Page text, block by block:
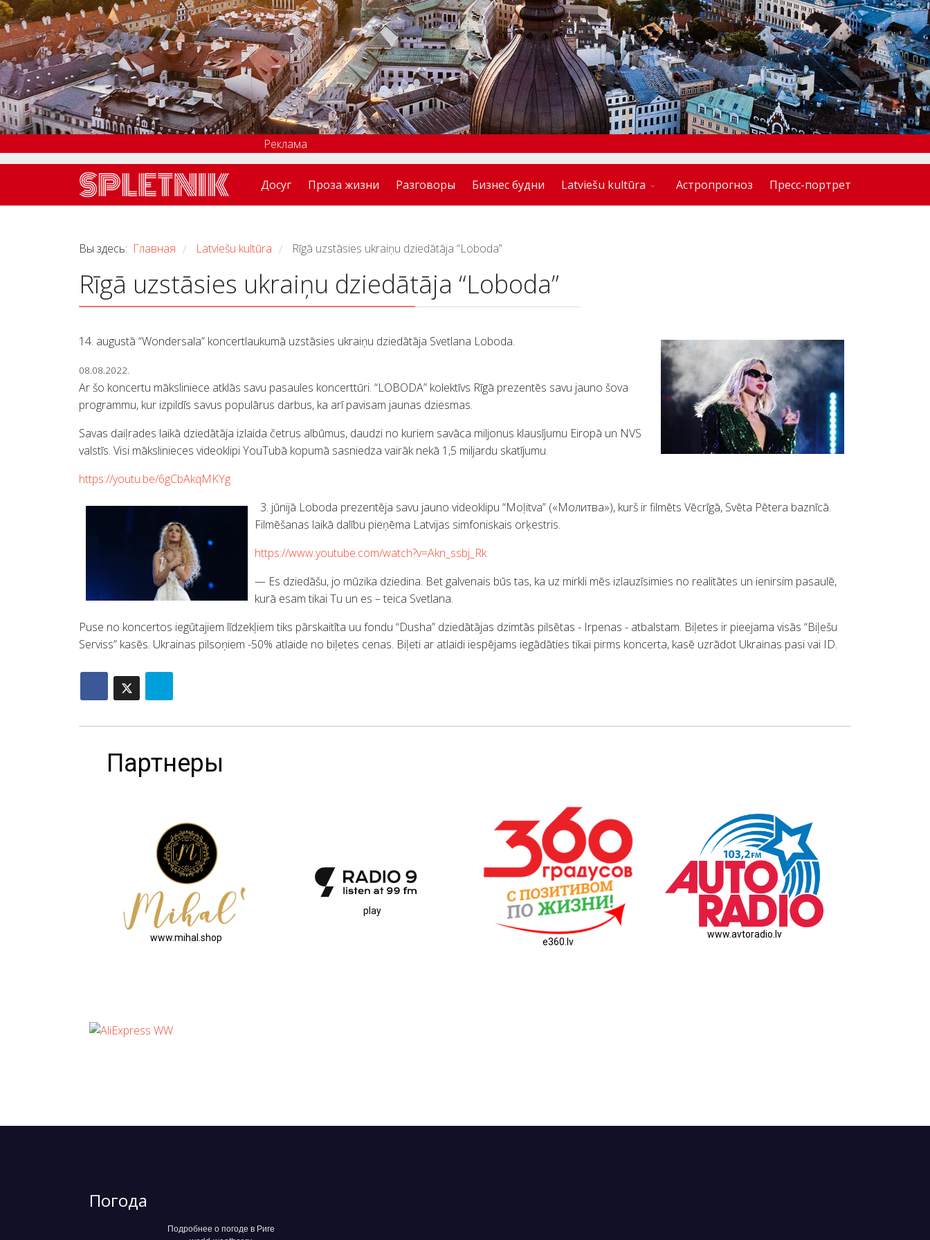
Реклама
Досуг Проза жизни Разговоры Бизнес будни Latviešu kultūra Астропрогноз Пресс-портрет
Вы здесь: Главная / Latviešu kultūra / Rīgā uzstāsies ukraiņu dziedātāja “Loboda”
Rīgā uzstāsies ukraiņu dziedātāja “Loboda”
14. augustā “Wondersala” koncertlaukumā uzstāsies ukraiņu dziedātāja Svetlana Loboda.
08.08.2022.
Ar šo koncertu māksliniece atklās savu pasaules koncerttūri. “LOBODA” kolektīvs Rīgā prezentēs savu jauno šova
programmu, kur izpildīs savus populārus darbus, ka arī pavisam jaunas dziesmas.
Savas daiļrades laikā dziedātāja izlaida četrus albūmus, daudzi no kuriem savāca miljonus klausījumu Eiropā un NVS
valstīs. Visi mākslinieces videoklipi YouTubā kopumā sasniedza vairāk nekā 1,5 miljardu skatījumu.
https://youtu.be/6gCbAkqMKYg
3. jūnijā Loboda prezentēja savu jauno videoklipu “Moļitva” («Молитва»), kurš ir filmēts Vēcrīgā, Svēta Pētera baznīcā.
Filmēšanas laikā dalību pieņēma Latvijas simfoniskais orķestris.
https://www.youtube.com/watch?v=Akn_ssbj_Rk
— Es dziedāšu, jo mūzika dziedina. Bet galvenais būs tas, ka uz mirkli mēs izlauzīsimies no realitātes un ienirsim pasaulē,
kurā esam tikai Tu un es – teica Svetlana.
Puse no koncertos iegūtajiem līdzekļiem tiks pārskaitīta uu fondu “Dusha” dziedātājas dzimtās pilsētas - Irpenas - atbalstam. Biļetes ir pieejama visās “Biļešu
Serviss” kasēs. Ukrainas pilsoņiem -50% atlaide no biļetes cenas. Biļeti ar atlaidi iespējams iegādāties tikai pirms koncerta, kasē uzrādot Ukrainas pasi vai ID.
Партнеры
www.mihal.shop
play
e360.lv
www.avtoradio.lv
Погода
Подробнее о погоде в Риге